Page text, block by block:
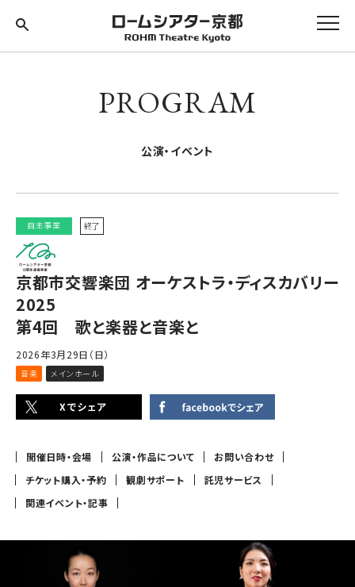
PROGRAM
公演・イベント
自主事業 終了
京都市交響楽団 オーケストラ・ディスカバリー
2025
第4回 歌と楽器と音楽と
2026年3月29日（日）
音楽 メインホール
開催日時・会場 公演・作品について
お問い合わせ
チケット購入・予約
観劇サポート
託児サービス
関連イベント・記事